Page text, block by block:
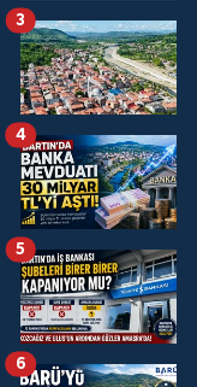
3
4
5
6